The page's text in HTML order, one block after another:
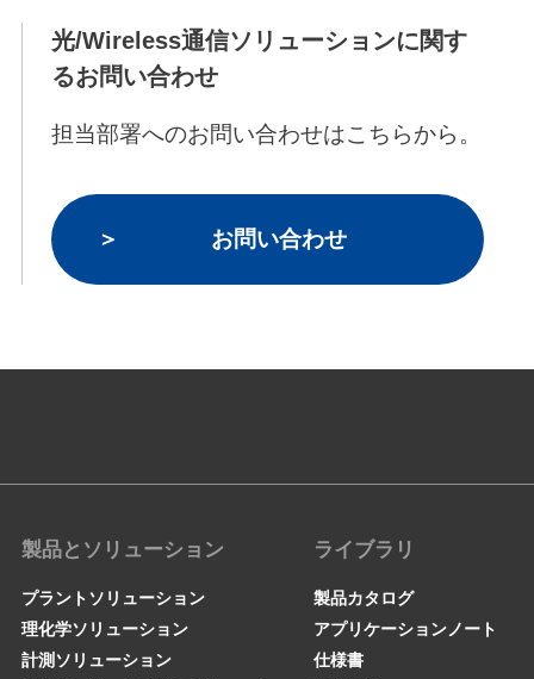
光/Wireless通信ソリューションに関す
るお問い合わせ
担当部署へのお問い合わせはこちらから。
お問い合わせ
製品とソリューション
プラントソリューション
理化学ソリューション
計測ソリューション
ライブラリ
製品カタログ
アプリケーションノート
仕様書